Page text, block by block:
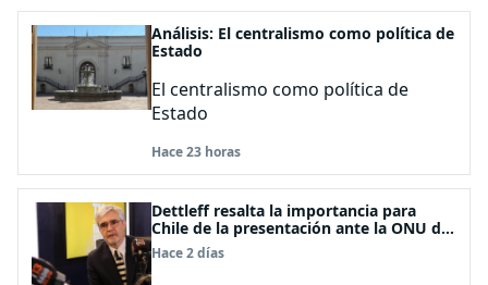
Análisis: El centralismo como política de
Estado
El centralismo como política de
Estado
Hace 23 horas
Dettleff resalta la importancia para
Chile de la presentación ante la ONU de
la Plataforma Continental Extendida del
Archipiélago Juan Fernández
Hace 2 días